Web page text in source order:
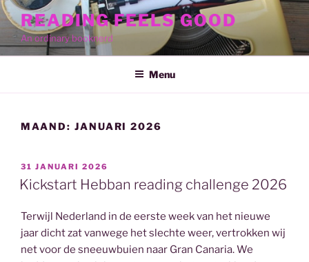
Ga
naar
inhoud
READING FEELS GOOD
An ordinary booknerd
Menu
MAAND: JANUARI 2026
GEPLAATST
OP
31 JANUARI 2026
Kickstart Hebban reading challenge 2026
Terwijl Nederland in de eerste week van het nieuwe
jaar dicht zat vanwege het slechte weer, vertrokken wij
net voor de sneeuwbuien naar Gran Canaria. We